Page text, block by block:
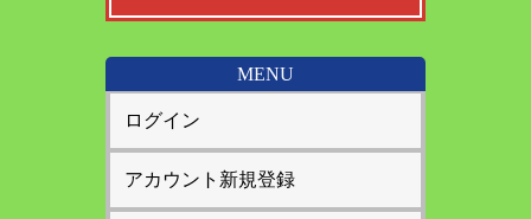
MENU
ログイン
アカウント新規登録